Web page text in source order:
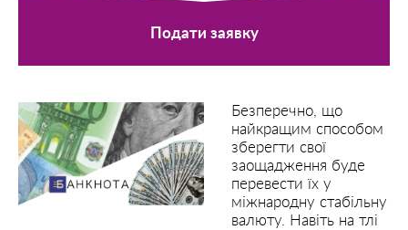
Подати заявку
Безперечно, що
найкращим способом
зберегти свої
заощадження буде
перевести їх у
міжнародну стабільну
валюту. Навіть на тлі